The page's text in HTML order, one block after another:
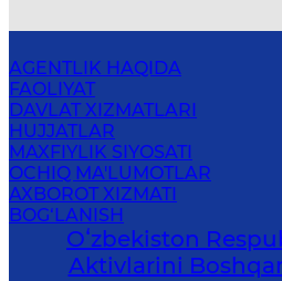
AGENTLIK HAQIDA
FAOLIYAT
DAVLAT XIZMATLARI
HUJJATLAR
MAXFIYLIK SIYOSATI
OCHIQ MA'LUMOTLAR
AXBOROT XIZMATI
BOG‘LANISH
Oʻzbekiston
Aktivlarini